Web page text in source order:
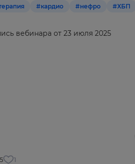
#кардио #нефро #ХБП
вебинара от 23 июля 2025
1